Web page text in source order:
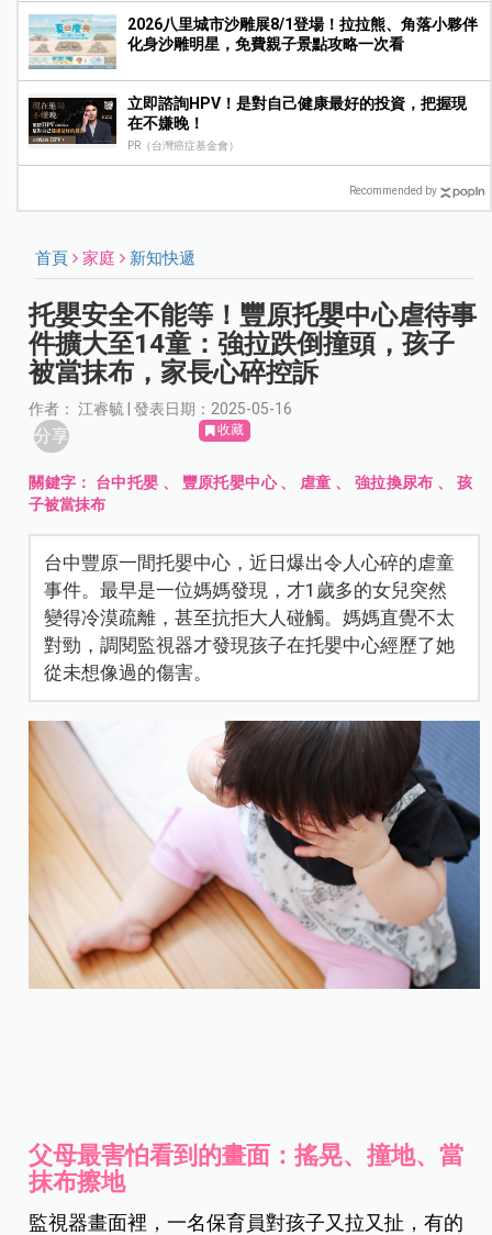
2026八里城市沙雕展8/1登場！拉拉熊、角落小夥伴
化身沙雕明星，免費親子景點攻略一次看
立即諮詢HPV！是對自己健康最好的投資，把握現
在不嫌晚！
PR（台灣癌症基金會）
Recommended by
首頁 家庭 新知快遞
托嬰安全不能等！豐原托嬰中心虐待事
件擴大至14童：強拉跌倒撞頭，孩子
被當抹布，家長心碎控訴
作者： 江睿毓 | 發表日期：2025-05-16
分享 收藏
關鍵字： 台中托嬰 、 豐原托嬰中心、 虐童 、 強拉換尿布 、 孩
子被當抹布
台中豐原一間托嬰中心，近日爆出令人心碎的虐童
事件。最早是一位媽媽發現，才1歲多的女兒突然
變得冷漠疏離，甚至抗拒大人碰觸。媽媽直覺不太
對勁，調閱監視器才發現孩子在托嬰中心經歷了她
從未想像過的傷害。
父母最害怕看到的畫面：搖晃、撞地、當
抹布擦地
監視器畫面裡，一名保育員對孩子又拉又扯，有的